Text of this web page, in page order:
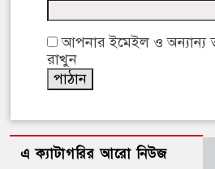
আপনার ইমেইল ও অন্যান্য
রাখুন
এ ক্যাটাগরির আরো নিউজ